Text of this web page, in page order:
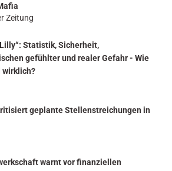
Zeitung
Statistik, Sicherheit,
gefühlter und realer Gefahr - Wie
wirklich?
geplante Stellenstreichungen in
warnt vor finanziellen